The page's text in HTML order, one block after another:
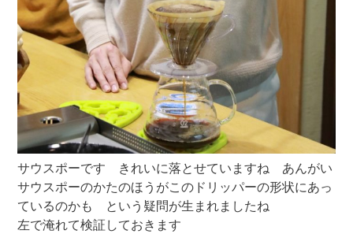
サウスポーです きれいに落とせていますね あんがい
サウスポーのかたのほうがこのドリッパーの形状にあっ
ているのかも という疑問が生まれましたね
左で淹れて検証しておきます